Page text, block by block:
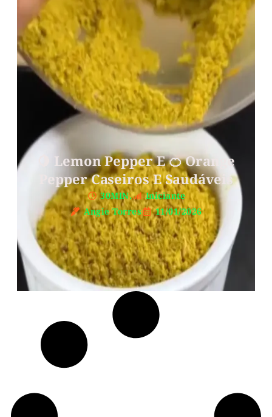
🍋 Lemon Pepper E 🍊 Orange
Pepper Caseiros E Saudáveis
30MIN.
Iniciante
Angie Torres
11/01/2026